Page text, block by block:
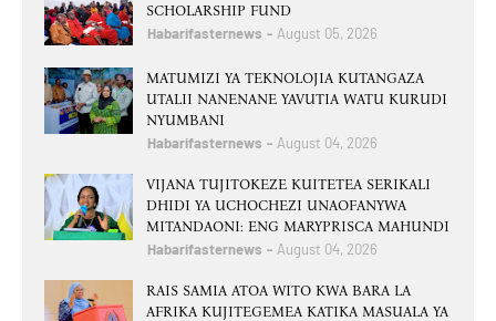
SCHOLARSHIP FUND
Habarifasternews August 05, 2026
MATUMIZI YA TEKNOLOJIA KUTANGAZA
UTALII NANENANE YAVUTIA WATU KURUDI
NYUMBANI
Habarifasternews August 04, 2026
VIJANA TUJITOKEZE KUITETEA SERIKALI
DHIDI YA UCHOCHEZI UNAOFANYWA
MITANDAONI: ENG MARYPRISCA MAHUNDI
Habarifasternews August 04, 2026
RAIS SAMIA ATOA WITO KWA BARA LA
AFRIKA KUJITEGEMEA KATIKA MASUALA YA